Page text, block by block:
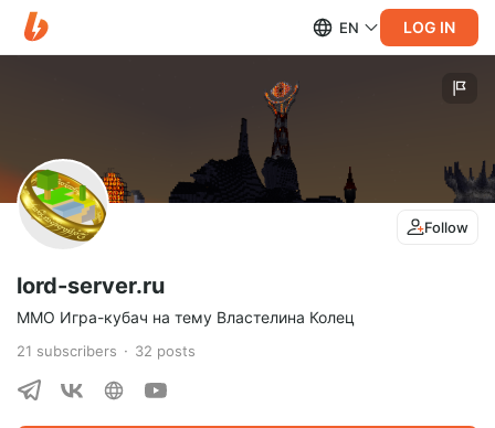
EN LOG IN
Follow
lord-server.ru
MMO Игра-кубач на тему Властелина Колец
21 subscribers 32 posts